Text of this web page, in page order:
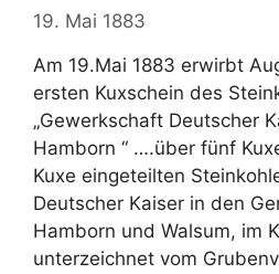
19. Mai 1883
Am 19.Mai 1883 erwirbt
ersten Kuxschein des
„Gewerkschaft Deutscher
Hamborn “ ….über fünf
Kuxe eingeteilten
Deutscher Kaiser in den
Hamborn und Walsum, im
unterzeichnet vom